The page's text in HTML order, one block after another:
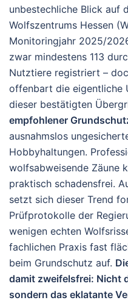
unbestechliche Blick auf
Wolfszentrums Hessen
Monitoringjahr 2025/
zwar mindestens 113
Nutztiere registriert –
offenbart die eigentliche
dieser bestätigten
empfohlener
ausnahmslos
Hobbyhaltungen.
wolfsabweisende Zäune
praktisch schadensfrei.
setzt sich dieser Trend
Prüfprotokolle der
wenigen echten
fachlichen Praxis fast
beim Grundschutz auf.
damit zweifelsfrei: Nicht
sondern das eklatante